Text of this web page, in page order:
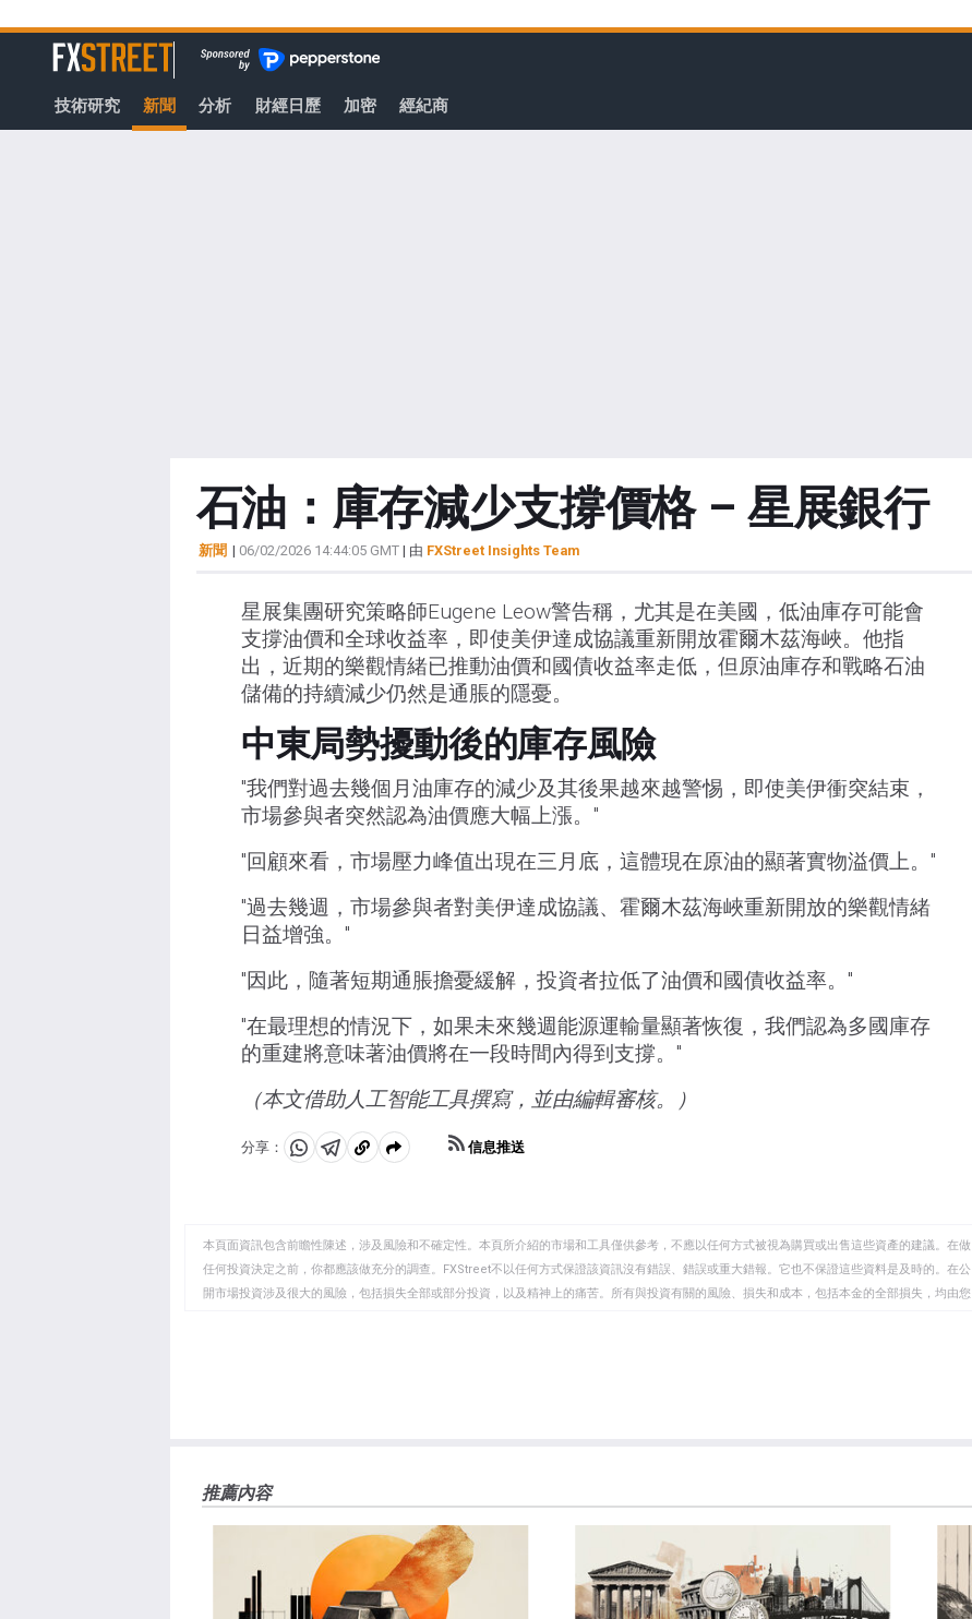
至
容
FXStreet
技術研究 新聞 分析 財經日歷 加密 經紀商
石油：庫存減少支撐價格 – 星展銀行
新聞 | 06/02/2026 14:44:05 GMT| 由 FXStreet Insights Team
星展集團研究策略師Eugene Leow警告稱，尤其是在美國，低油庫存可能會
支撐油價和全球收益率，即使美伊達成協議重新開放霍爾木茲海峽。他指
出，近期的樂觀情緒已推動油價和國債收益率走低，但原油庫存和戰略石油
儲備的持續減少仍然是通脹的隱憂。
中東局勢擾動後的庫存風險
"我們對過去幾個月油庫存的減少及其後果越來越警惕，即使美伊衝突結束，
市場參與者突然認為油價應大幅上漲。"
"回顧來看，市場壓力峰值出現在三月底，這體現在原油的顯著實物溢價上。"
"過去幾週，市場參與者對美伊達成協議、霍爾木茲海峽重新開放的樂觀情緒
日益增強。"
"因此，隨著短期通脹擔憂緩解，投資者拉低了油價和國債收益率。"
"在最理想的情況下，如果未來幾週能源運輸量顯著恢復，我們認為多國庫存
的重建將意味著油價將在一段時間內得到支撐。"
（本文借助人工智能工具撰寫，並由編輯審核。）
分享：
分
WhatsApp
分
Telegram
複
剪
貼
板
信息推送
本頁面資訊包含前瞻性陳述，涉及風險和不確定性。本頁所介紹的市場和工具僅供參考，不應以任何方式被視為購買或出售這些資產的建議。在做
任何投資決定之前，你都應該做充分的調查。FXStreet不以任何方式保證該資訊沒有錯誤、錯誤或重大錯報。它也不保證這些資料是及時的。在公
開市場投資涉及很大的風險，包括損失全部或部分投資，以及精神上的痛苦。所有與投資有關的風險、損失和成本，包括本金的全部損失，均由您
推薦內容